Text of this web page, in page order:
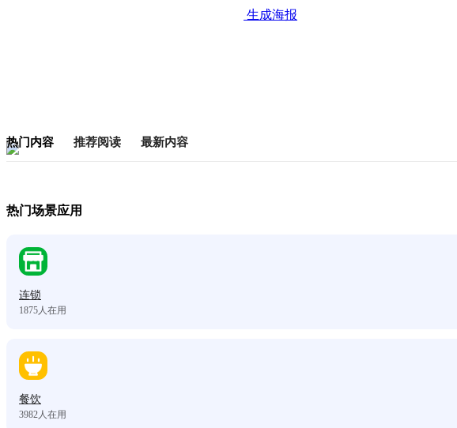
生成海报
热门内容 推荐阅读 最新内容
热门场景应用
连锁
1875人在用
餐饮
3982人在用